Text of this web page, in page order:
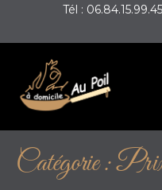
Tél :
Catégorie :